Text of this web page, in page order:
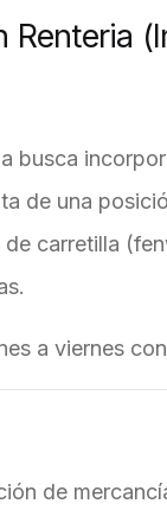
Renteria
busca
de una
carretilla
a viernes
de